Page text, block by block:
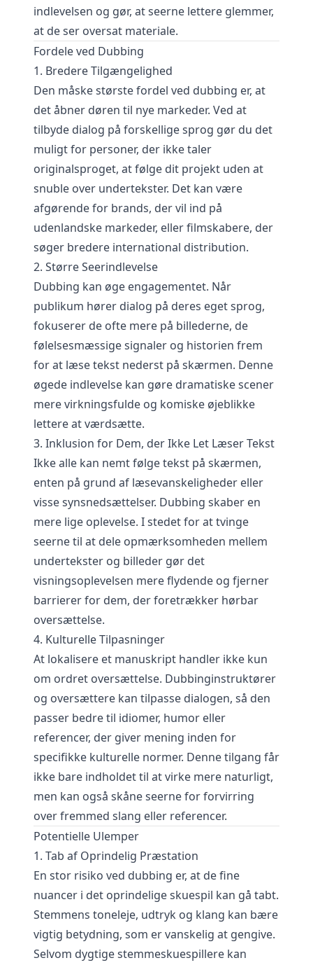
indlevelsen og gør, at seerne lettere glemmer,
at de ser oversat materiale.
Fordele ved Dubbing
1. Bredere Tilgængelighed
Den måske største fordel ved dubbing er, at
det åbner døren til nye markeder. Ved at
tilbyde dialog på forskellige sprog gør du det
muligt for personer, der ikke taler
originalsproget, at følge dit projekt uden at
snuble over undertekster. Det kan være
afgørende for brands, der vil ind på
udenlandske markeder, eller filmskabere, der
søger bredere international distribution.
2. Større Seerindlevelse
Dubbing kan øge engagementet. Når
publikum hører dialog på deres eget sprog,
fokuserer de ofte mere på billederne, de
følelsesmæssige signaler og historien frem
for at læse tekst nederst på skærmen. Denne
øgede indlevelse kan gøre dramatiske scener
mere virkningsfulde og komiske øjeblikke
lettere at værdsætte.
3. Inklusion for Dem, der Ikke Let Læser Tekst
Ikke alle kan nemt følge tekst på skærmen,
enten på grund af læsevanskeligheder eller
visse synsnedsættelser. Dubbing skaber en
mere lige oplevelse. I stedet for at tvinge
seerne til at dele opmærksomheden mellem
undertekster og billeder gør det
visningsoplevelsen mere flydende og fjerner
barrierer for dem, der foretrækker hørbar
oversættelse.
4. Kulturelle Tilpasninger
At lokalisere et manuskript handler ikke kun
om ordret oversættelse. Dubbinginstruktører
og oversættere kan tilpasse dialogen, så den
passer bedre til idiomer, humor eller
referencer, der giver mening inden for
specifikke kulturelle normer. Denne tilgang får
ikke bare indholdet til at virke mere naturligt,
men kan også skåne seerne for forvirring
over fremmed slang eller referencer.
Potentielle Ulemper
1. Tab af Oprindelig Præstation
En stor risiko ved dubbing er, at de fine
nuancer i det oprindelige skuespil kan gå tabt.
Stemmens toneleje, udtryk og klang kan bære
vigtig betydning, som er vanskelig at gengive.
Selvom dygtige stemmeskuespillere kan